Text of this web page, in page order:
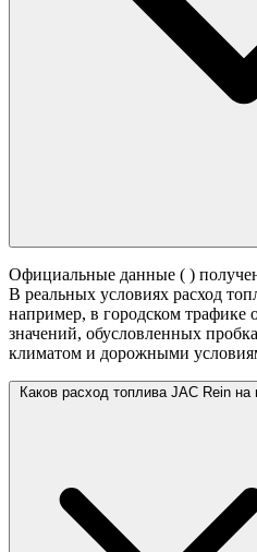
Официальные данные ( )
В реальных условиях расход
например, в городском трафике
значений, обусловленных
климатом и дорожными
Каков расход топлива JAC Rein на